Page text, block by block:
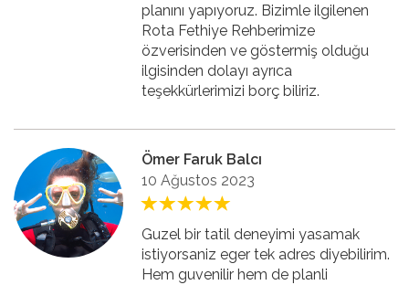
planını yapıyoruz. Bizimle ilgilenen
Rota Fethiye Rehberimize
özverisinden ve göstermiş olduğu
ilgisinden dolayı ayrıca
teşekkürlerimizi borç biliriz.
Ömer Faruk Balcı
10 Ağustos 2023
Guzel bir tatil deneyimi yasamak
istiyorsaniz eger tek adres diyebilirim.
Hem guvenilir hem de planli